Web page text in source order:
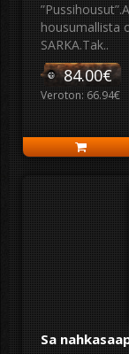
housumallista
SARKA.Tak..
84.00€
Veroton: 66.94€
Sa